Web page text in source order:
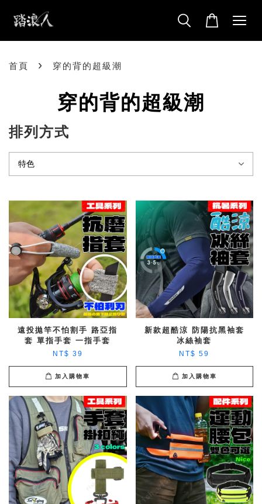
首頁 › 穿的背的超級潮
穿的背的超級潮
排列方式
遠投拋竿不怕割手 路亞指
套 單指手套 一指手套
NT$ 39
加入購物車
新款超酷涼 防陽抗黑袖套
冰絲袖套
NT$ 59
加入購物車